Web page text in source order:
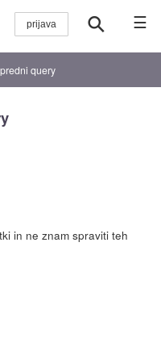
☰
query
in ne znam spraviti teh